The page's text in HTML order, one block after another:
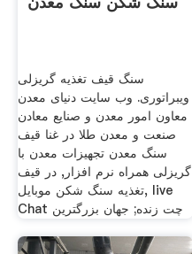
سنگ قیف تغذیه گریزلی
ویبراتوری. وب سایت دنیای معدن
معاون امور معدن و صنایع معادن
صنعت و معدن طلا در غنا قیف
سنگ معدن تجهیزات معدن با
گریزلی همراه نرم افزار, در قیف
تغذیه سنگ شکن موبایل, live
Chat چت زنده; جهان بزرگترین